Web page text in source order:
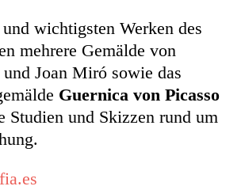
wichtigsten Werken des
mehrere Gemälde von
Joan Miró sowie das
Guernica von Picasso
Studien und Skizzen rund um